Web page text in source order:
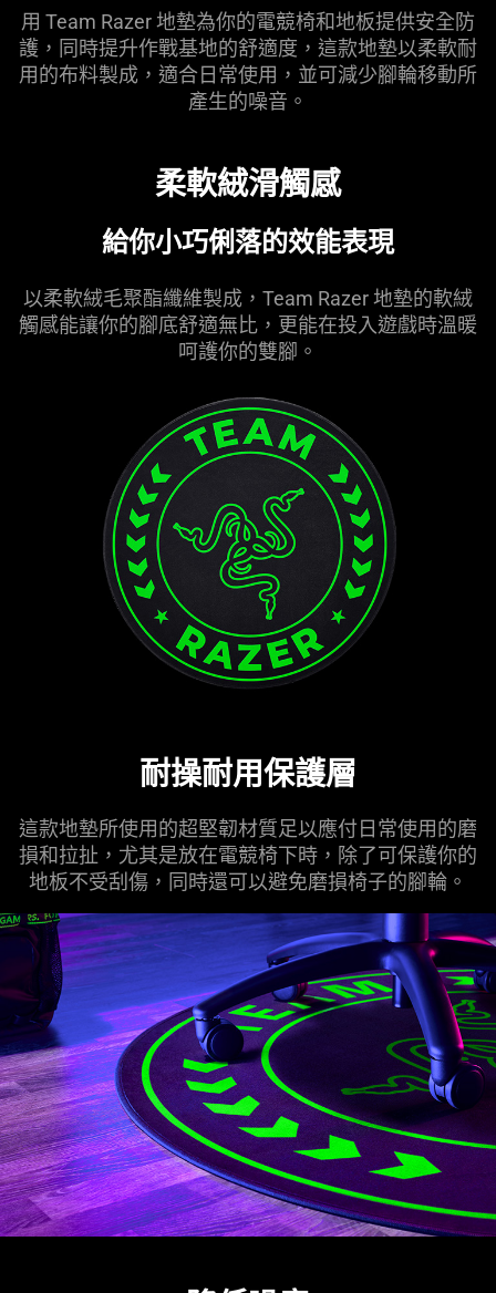
用 Team Razer 地墊為你的電競椅和地板提供安全防
護，同時提升作戰基地的舒適度，這款地墊以柔軟耐
用的布料製成，適合日常使用，並可減少腳輪移動所
產生的噪音。
柔軟絨滑觸感
給你小巧俐落的效能表現
以柔軟絨毛聚酯纖維製成，Team Razer 地墊的軟絨
觸感能讓你的腳底舒適無比，更能在投入遊戲時溫暖
呵護你的雙腳。
耐操耐用保護層
這款地墊所使用的超堅韌材質足以應付日常使用的磨
損和拉扯，尤其是放在電競椅下時，除了可保護你的
地板不受刮傷，同時還可以避免磨損椅子的腳輪。